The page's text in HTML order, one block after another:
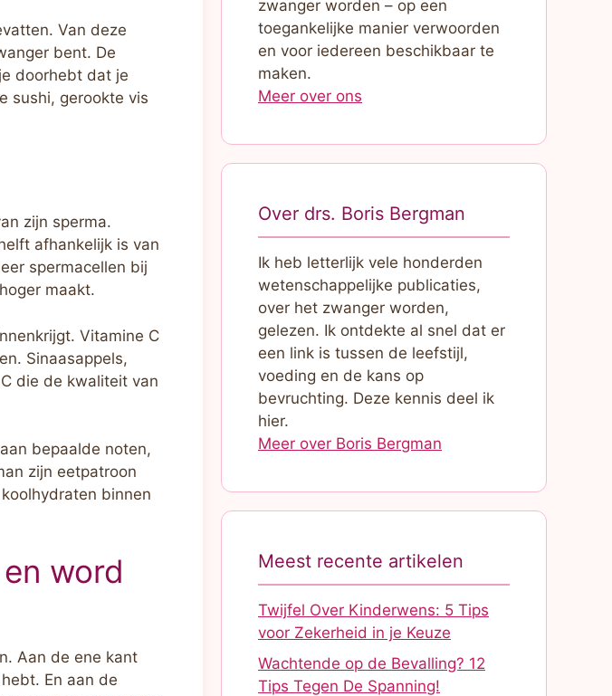
Van deze
bent. De
doorhebt dat je
sushi, gerookte vis
zijn sperma.
afhankelijk is van
spermacellen bij
maakt.
Vitamine C
Sinaasappels,
die de kwaliteit van
bepaalde noten,
zijn eetpatroon
binnen
word
Aan de ene kant
En aan de
zwanger worden – op een
toegankelijke manier verwoorden
en voor iedereen beschikbaar te
maken.
Meer over ons
Over drs. Boris Bergman
Ik heb letterlijk vele honderden
wetenschappelijke publicaties,
over het zwanger worden,
gelezen. Ik ontdekte al snel dat er
een link is tussen de leefstijl,
voeding en de kans op
bevruchting. Deze kennis deel ik
hier.
Meer over Boris Bergman
Meest recente artikelen
Twijfel Over Kinderwens: 5 Tips
voor Zekerheid in je Keuze
Wachtende op de Bevalling? 12
Tips Tegen De Spanning!